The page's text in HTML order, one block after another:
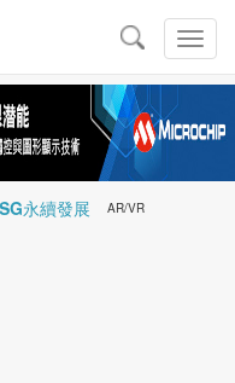
切
換
導
導
航
永續發展 AR/VR